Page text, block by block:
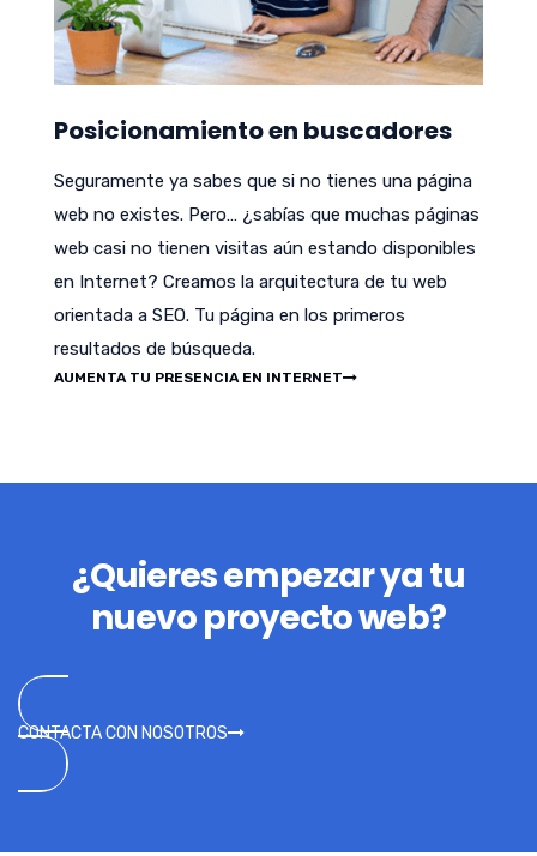
Posicionamiento en buscadores
Seguramente ya sabes que si no tienes una página
web no existes. Pero… ¿sabías que muchas páginas
web casi no tienen visitas aún estando disponibles
en Internet? Creamos la arquitectura de tu web
orientada a SEO. Tu página en los primeros
resultados de búsqueda.
AUMENTA TU PRESENCIA EN INTERNET
¿Quieres empezar ya tu
nuevo proyecto web?
CONTACTA CON NOSOTROS